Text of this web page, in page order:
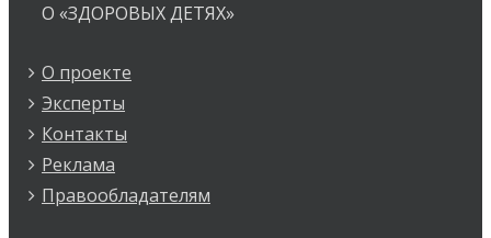
О «ЗДОРОВЫХ ДЕТЯХ»
О проекте
Эксперты
Контакты
Реклама
Правообладателям